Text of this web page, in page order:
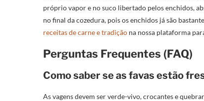
próprio vapor e no suco libertado pelos enchidos,
no final da cozedura, pois os enchidos já são
receitas de carne e tradição na nossa plataforma
Perguntas Frequentes (FAQ)
Como saber se as favas estão
As vagens devem ser verde-vivo, crocantes e